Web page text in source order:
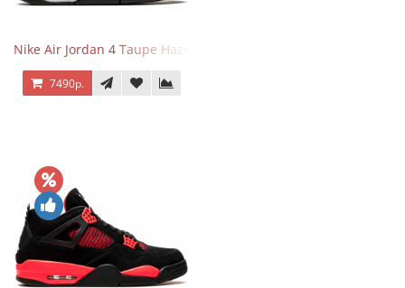
Nike Air Jordan 4 Taupe Haze
7490р.